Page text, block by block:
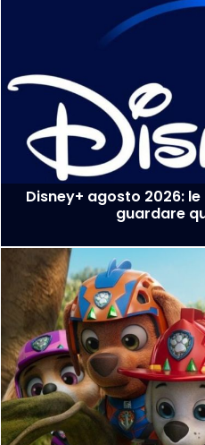
Disney+ agosto 2026:
guardare